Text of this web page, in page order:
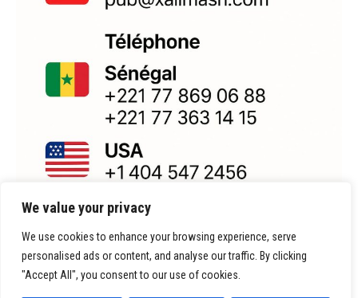
We value your privacy
We use cookies to enhance your browsing experience, serve
personalised ads or content, and analyse our traffic. By clicking
"Accept All", you consent to our use of cookies.